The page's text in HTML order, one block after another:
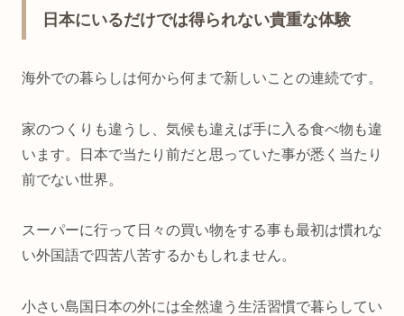
日本にいるだけでは得られない貴重な体験
海外での暮らしは何から何まで新しいことの連続です。
家のつくりも違うし、気候も違えば手に入る食べ物も違
います。日本で当たり前だと思っていた事が悉く当たり
前でない世界。
スーパーに行って日々の買い物をする事も最初は慣れな
い外国語で四苦八苦するかもしれません。
小さい島国日本の外には全然違う生活習慣で暮らしてい